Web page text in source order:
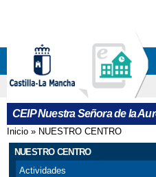
CEIP Nuestra Señora de la
Se encuentra
Inicio » NUESTRO CENTRO
NUESTRO CENTRO
Actividades